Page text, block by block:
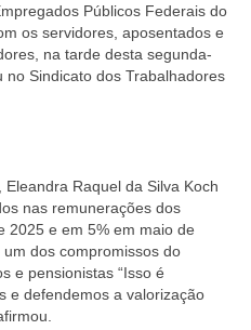
Públicos Federais do
os servidores, aposentados e
na tarde desta segunda-
Sindicato dos Trabalhadores
Raquel da Silva Koch
nas remunerações dos
2025 e em 5% em maio de
dos compromissos do
e pensionistas “Isso é
e defendemos a valorização